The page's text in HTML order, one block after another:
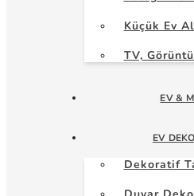
Küçük Ev
TV,
EV &
EV
Dekoratif